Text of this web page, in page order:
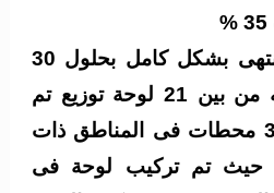
مؤكدة ان الخطة ستنتهى بشكل كامل بحلول 30
يونيو المقبل وقال انه من بين 21 لوحة توزيع تم
تركيب 3 لوحات قى 3 محطات فى المناطق ذات
حيث تم تركيب لوحة فى